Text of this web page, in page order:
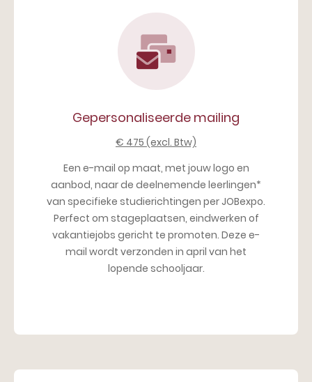
Gepersonaliseerde mailing
€ 475 (excl. Btw)
Een e-mail op maat, met jouw logo en
aanbod, naar de deelnemende leerlingen*
van specifieke studierichtingen per JOBexpo.
Perfect om stageplaatsen, eindwerken of
vakantiejobs gericht te promoten. Deze e-
mail wordt verzonden in april van het
lopende schooljaar.